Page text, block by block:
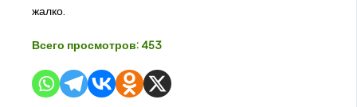
жалко.
Всего просмотров: 453